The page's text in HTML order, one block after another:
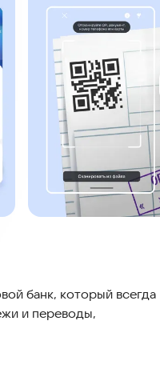
банк, который всегда
и переводы,